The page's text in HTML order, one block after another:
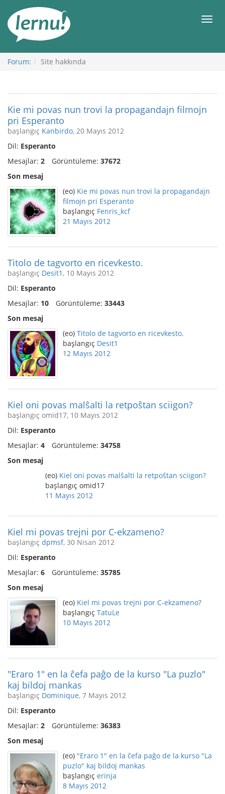
Görüntüleme
Forum: Site hakkında
Kie mi povas nun trovi la propagandajn filmojn
pri Esperanto
başlangıç Kanbirdo, 20 Mayıs 2012
Dil: Esperanto
Mesajlar: 2 Görüntüleme: 37672
Son mesaj
(eo) Kie mi povas nun trovi la propagandajn
filmojn pri Esperanto
başlangıç Fenris_kcf
21 Mayıs 2012
Titolo de tagvorto en ricevkesto.
başlangıç Desit1 , 10 Mayıs 2012
Dil: Esperanto
Mesajlar: 10 Görüntüleme: 33443
Son mesaj
(eo) Titolo de tagvorto en ricevkesto.
başlangıç Desit1
12 Mayıs 2012
Kiel oni povas malŝalti la retpoŝtan sciigon?
başlangıç omid17, 10 Mayıs 2012
Dil: Esperanto
Mesajlar: 4 Görüntüleme: 34758
Son mesaj
(eo) Kiel oni povas malŝalti la retpoŝtan sciigon?
başlangıç omid17
11 Mayıs 2012
Kiel mi povas trejni por C-ekzameno?
başlangıç dpmsf, 30 Nisan 2012
Dil: Esperanto
Mesajlar: 6 Görüntüleme: 35785
Son mesaj
(eo) Kiel mi povas trejni por C-ekzameno?
başlangıç TatuLe
10 Mayıs 2012
"Eraro 1" en la ĉefa paĝo de la kurso "La puzlo"
kaj bildoj mankas
başlangıç Dominique, 7 Mayıs 2012
Dil: Esperanto
Mesajlar: 2 Görüntüleme: 36383
Son mesaj
(eo) "Eraro 1" en la ĉefa paĝo de la kurso "La
puzlo" kaj bildoj mankas
başlangıç erinja
8 Mayıs 2012